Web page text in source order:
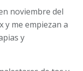
noviembre del
y me empiezan a
y